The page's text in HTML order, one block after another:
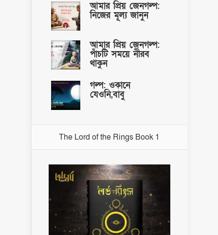
আমার প্রিয় জেনগল্প:
নিজের মূল্য জানুন
আমার প্রিয় জেনগল্প:
পাঁচটি সময়ে নীরব
থাকুন
গল্প: ওকানে
যেওনি,বাবু
The Lord of the Rings Book 1